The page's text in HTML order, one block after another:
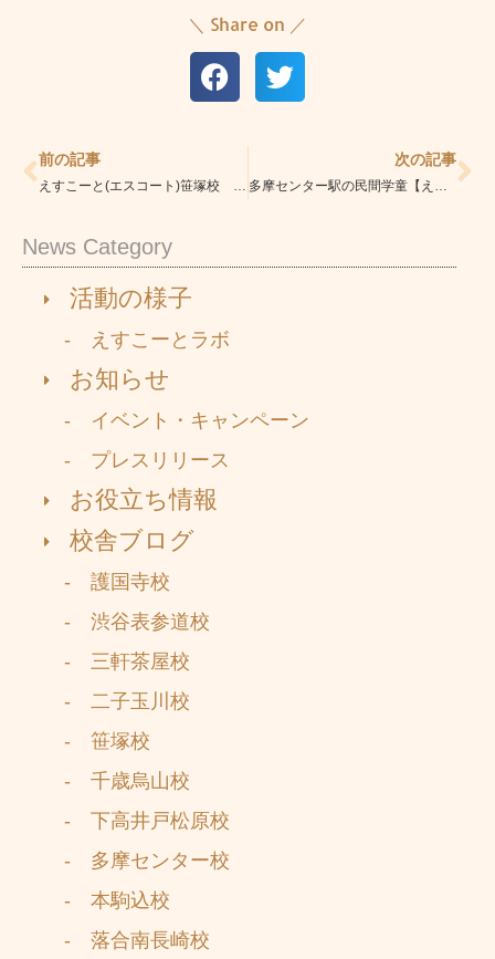
News Category
活動の様子
- えすこーとラボ
お知らせ
- イベント・キャンペーン
- プレスリリース
お役立ち情報
校舎ブログ
- 護国寺校
- 渋谷表参道校
- 三軒茶屋校
- 二子玉川校
- 笹塚校
- 千歳烏山校
- 下高井戸松原校
- 多摩センター校
- 本駒込校
- 落合南長崎校
＼ Share on ／
前の記事
えすこーと(エスコート)笹塚校 羽子板を作りました！
次の記事
多摩センター駅の民間学童【えすこーと（エスコート）】新年と新学期